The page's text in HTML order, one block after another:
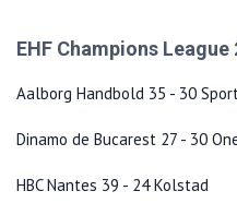
EHF Champions
Aalborg Handbold 35 - 30
Dinamo de Bucarest 27 - 30
HBC Nantes 39 - 24 Kolstad